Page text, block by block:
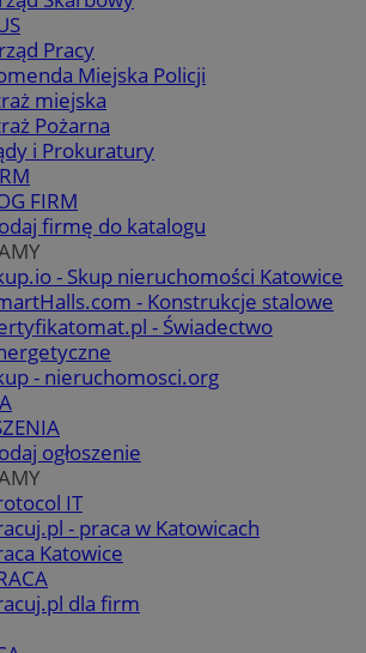
Pracy
Miejska Policji
miejska
Pożarna
i Prokuratury
FIRM
firmę do katalogu
- Skup nieruchomości Katowice
- Konstrukcje stalowe
- Świadectwo
- nieruchomosci.org
ogłoszenie
IT
- praca w Katowicach
Katowice
dla firm